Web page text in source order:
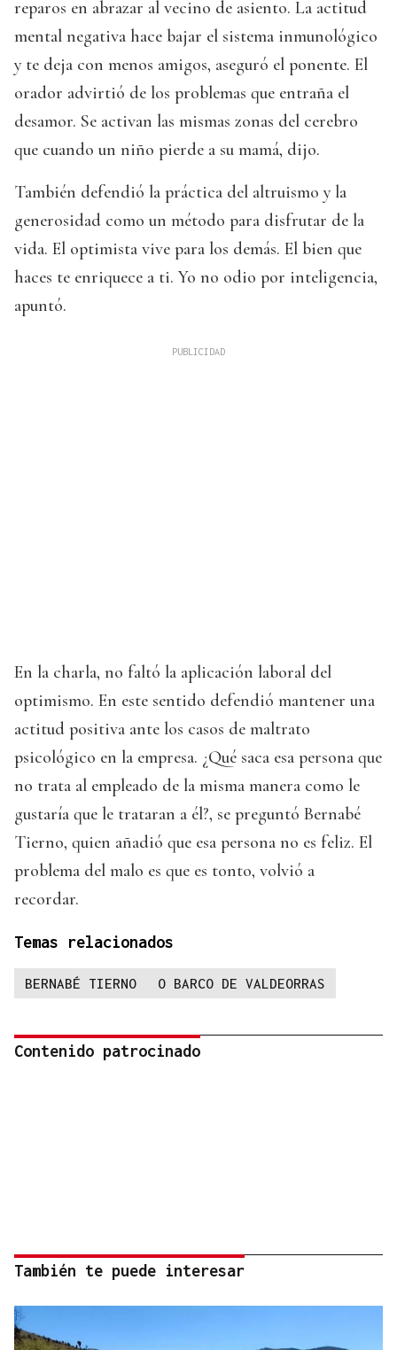
reparos en abrazar al vecino de asiento. La actitud
mental negativa hace bajar el sistema inmunológico
y te deja con menos amigos, aseguró el ponente. El
orador advirtió de los problemas que entraña el
desamor. Se activan las mismas zonas del cerebro
que cuando un niño pierde a su mamá, dijo.
También defendió la práctica del altruismo y la
generosidad como un método para disfrutar de la
vida. El optimista vive para los demás. El bien que
haces te enriquece a ti. Yo no odio por inteligencia,
apuntó.
En la charla, no faltó la aplicación laboral del
optimismo. En este sentido defendió mantener una
actitud positiva ante los casos de maltrato
psicológico en la empresa. ¿Qué saca esa persona que
no trata al empleado de la misma manera como le
gustaría que le trataran a él?, se preguntó Bernabé
Tierno, quien añadió que esa persona no es feliz. El
problema del malo es que es tonto, volvió a
recordar.
Temas relacionados
BERNABÉ TIERNO O BARCO DE VALDEORRAS
Contenido patrocinado
También te puede interesar